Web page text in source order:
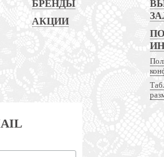
БРЕНДЫ
АКЦИИ